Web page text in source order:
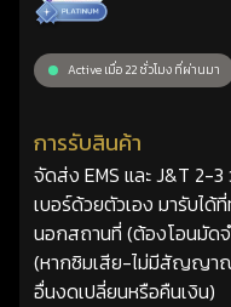
Active เมื่อ 22 ชั่วโมง ที่ผ่านมา
การรับสินค้า
จัดส่ง EMS และ J&T 2-
เบอร์ด้วยตัวเอง มารับไ
นอกสถานที่ (ต้องโอนมัด
(หากซิมเสีย-ไม่มีสัญญา
อื่นงดเปลี่ยนหรือคืนเงิน)